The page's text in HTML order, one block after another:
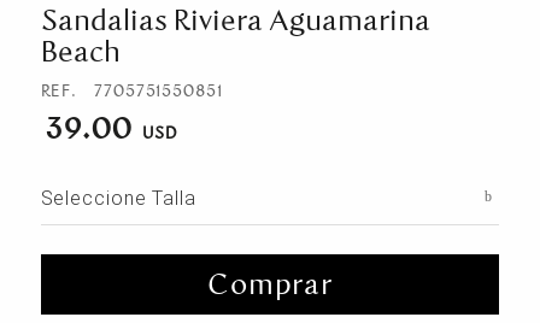
Venezuela
Sandalias Riviera Aguamarina
Beach
REF. 7705751550851
39.00
Seleccione Talla
Comprar